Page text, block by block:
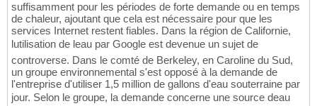
suffisamment pour les périodes de forte demande ou en temps
de chaleur, ajoutant que cela est nécessaire pour que les
services Internet restent fiables. Dans la région de Californie,
lutilisation de leau par Google est devenue un sujet de
controverse. Dans le comté de Berkeley, en Caroline du Sud,
un groupe environnemental s'est opposé à la demande de
l'entreprise d'utiliser 1,5 million de gallons d'eau souterraine par
jour. Selon le groupe, la demande concerne une source deau